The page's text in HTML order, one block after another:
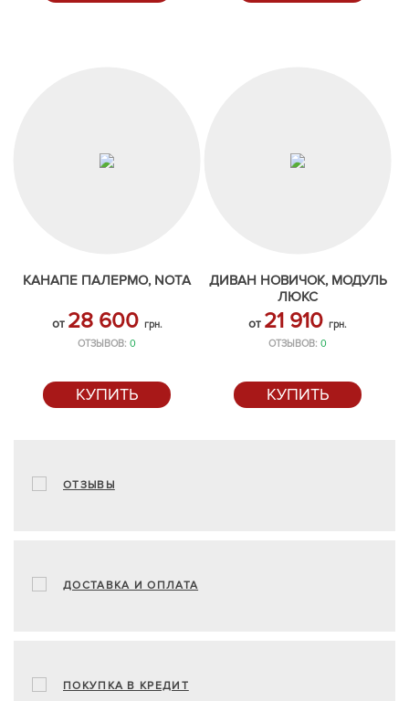
КАНАПЕ ПАЛЕРМО, NOTA
от 28 600 грн.
ОТЗЫВОВ:0
КУПИТЬ
ДИВАН НОВИЧОК, МОДУЛЬ
ЛЮКС
от 21 910грн.
ОТЗЫВОВ:0
КУПИТЬ
ОТЗЫВЫ
ДОСТАВКА И ОПЛАТА
ПОКУПКА В КРЕДИТ